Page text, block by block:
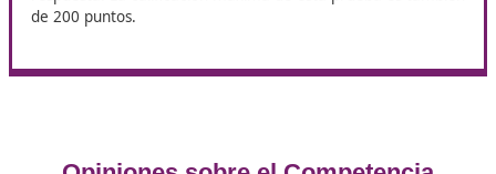
transporte privado complementario. Por ejemplo, en
comercialización de productos, dispone de una flota
público.